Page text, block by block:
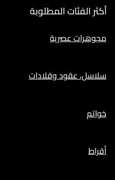
أكثر الفئات المطلوبة
مجوهرات عصرية
سلاسل، عقود وقلادات
خواتم
أقراط